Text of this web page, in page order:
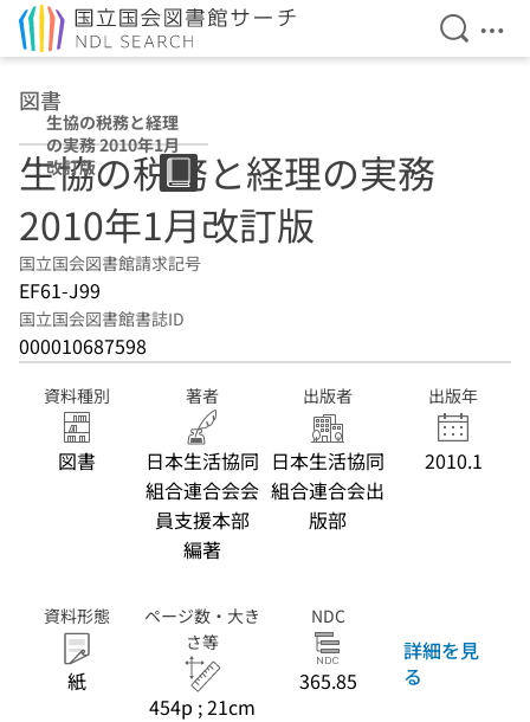
検索を
メ
図書
生協の税務と経理
の実務 2010年1月
改訂版
生協の税務と経理の実務
2010年1月改訂版
国立国会図書館請求記号
EF61-J99
国立国会図書館書誌ID
000010687598
資料種別
図書
著者
日本生活協同
組合連合会会
員支援本部
編著
出版者
日本生活協同
組合連合会出
版部
出版年
2010.1
資料形態
紙
ページ数・大き
さ等
454p ; 21cm
NDC
365.85
詳細を見
る